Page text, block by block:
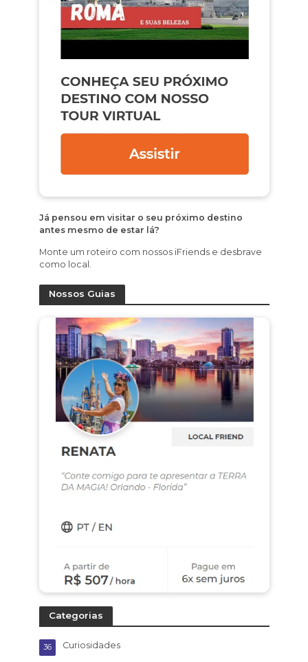
Já pensou em visitar o seu próximo destino
antes mesmo de estar lá?
Monte um roteiro com nossos iFriends e desbrave
como local.
Nossos Guias
Categorias
Curiosidades
36